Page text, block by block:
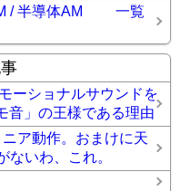
/ 半導体AM 一覧
ショナルサウンドを
音」の王様である理由
ア動作。おまけに天
ないわ、これ。